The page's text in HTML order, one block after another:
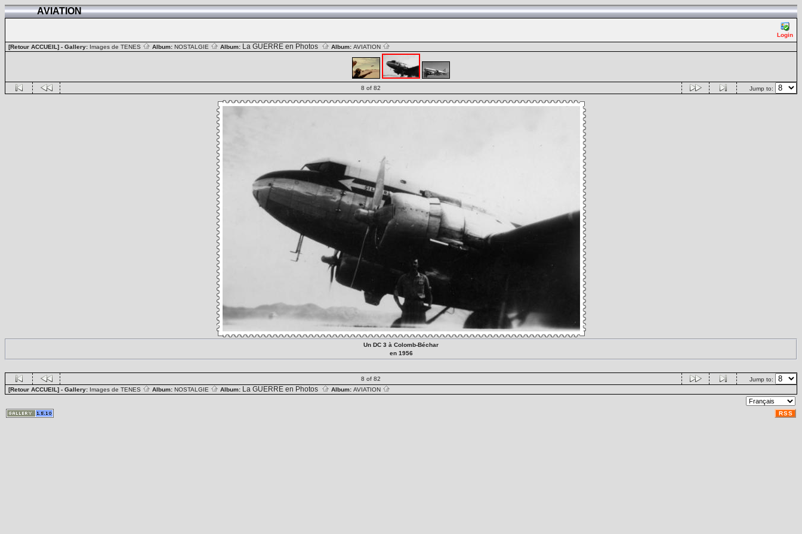
AVIATION
Login
[Retour ACCUEIL] - Gallery: Images de TENES Album: NOSTALGIE Album: La GUERRE en Photos Album: AVIATION
8 of 82 Jump to:
Un DC 3 à Colomb-Béchar
en 1956
8 of 82
Jump to:
[Retour ACCUEIL] - Gallery: Images de TENES Album: NOSTALGIE Album: La GUERRE en Photos Album: AVIATION
RSS